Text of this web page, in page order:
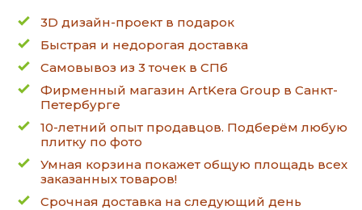
3D дизайн-проект в подарок
Быстрая и недорогая доставка
Самовывоз из 3 точек в СПб
Фирменный магазин ArtKera Group в Санкт-
Петербурге
10-летний опыт продавцов. Подберём любую
плитку по фото
Умная корзина покажет общую площадь всех
заказанных товаров!
Срочная доставка на следующий день